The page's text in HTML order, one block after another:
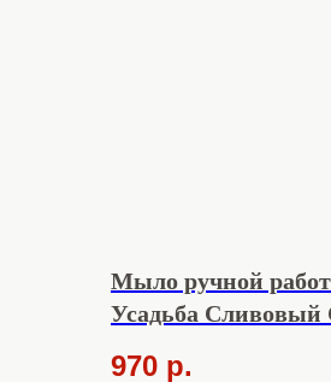
Мыло ручной
Усадьба Сливовый
970 р.